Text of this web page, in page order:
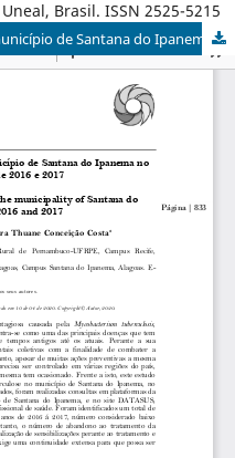
Brasil. ISSN 2525-5215
A incidência da tuberculose no município de Santana do Ipanema no decorrer do ano de 2016 e 2017